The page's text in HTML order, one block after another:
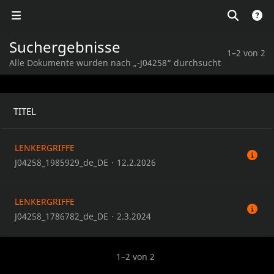
Suchergebnisse
Alle Dokumente wurden nach „-J04258“ durchsucht
1–2 von 2
TITEL
LENKERGRIFFE
J04258_1985929_de_DE · 12.2.2026
LENKERGRIFFE
J04258_1786782_de_DE · 2.3.2024
1–2 von 2